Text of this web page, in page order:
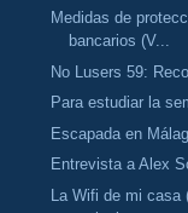
Medidas de
bancarios (V...
No Lusers 59:
Para estudiar la
Escapada en
Entrevista a Alex
La Wifi de mi casa